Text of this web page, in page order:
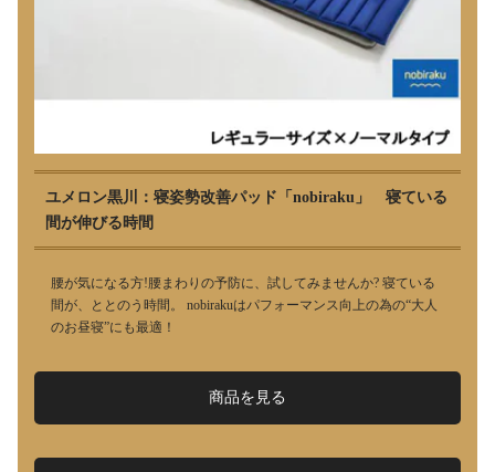
ユメロン黒川：寝姿勢改善パッド「nobiraku」 寝ている
間が伸びる時間
腰が気になる方!腰まわりの予防に、試してみませんか? 寝ている
間が、ととのう時間。 nobirakuはパフォーマンス向上の為の“大人
のお昼寝”にも最適！
商品を見る